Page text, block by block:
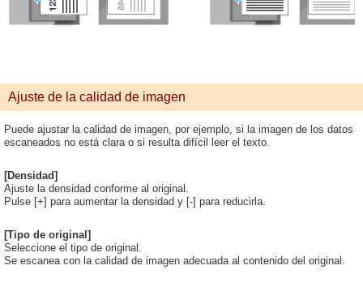
Ajuste de la calidad de imagen
Puede ajustar la calidad de imagen, por ejemplo, si la imagen de los datos
escaneados no está clara o si resulta difícil leer el texto.
[Densidad]
Ajuste la densidad conforme al original.
Pulse [+] para aumentar la densidad y [-] para reducirla.
[Tipo de original]
Seleccione el tipo de original.
Se escanea con la calidad de imagen adecuada al contenido del original.